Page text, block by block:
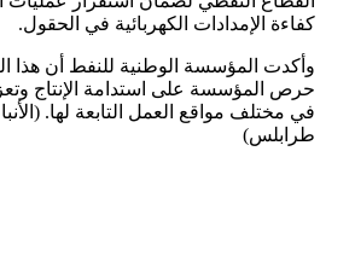
كفاءة الإمدادات الكهربائية في الحقول.
وأكدت المؤسسة الوطنية للنفط أن هذا
حرص المؤسسة على استدامة الإنتاج
في مختلف مواقع العمل التابعة لها. (الأنباء
طرابلس)